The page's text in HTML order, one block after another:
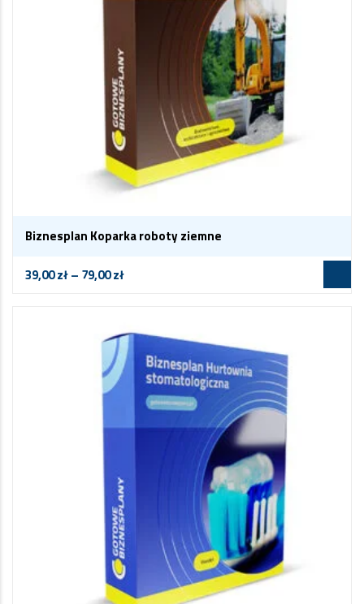
Biznesplan Koparka roboty ziemne
39,00zł– 79,00zł